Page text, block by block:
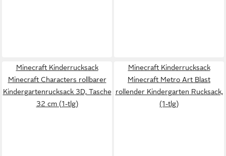
Minecraft Kinderrucksack
Minecraft Characters rollbarer
Kindergartenrucksack 3D, Tasche
32 cm (1-tlg)
Minecraft Kinderrucksack
Minecraft Metro Art Blast
rollender Kindergarten Rucksack,
(1-tlg)